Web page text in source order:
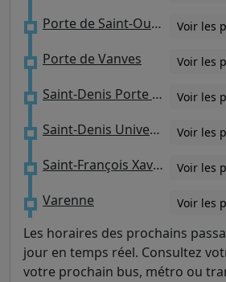
Porte de Saint-Ouen Voir les
Porte de Vanves Voir les
Saint-Denis Porte de Paris Voir les
Saint-Denis Université (Paris 8) Voir les
Saint-François Xavier Voir les
Varenne Voir les
Les horaires des prochains
jour en temps réel. Consultez
votre prochain bus, métro ou